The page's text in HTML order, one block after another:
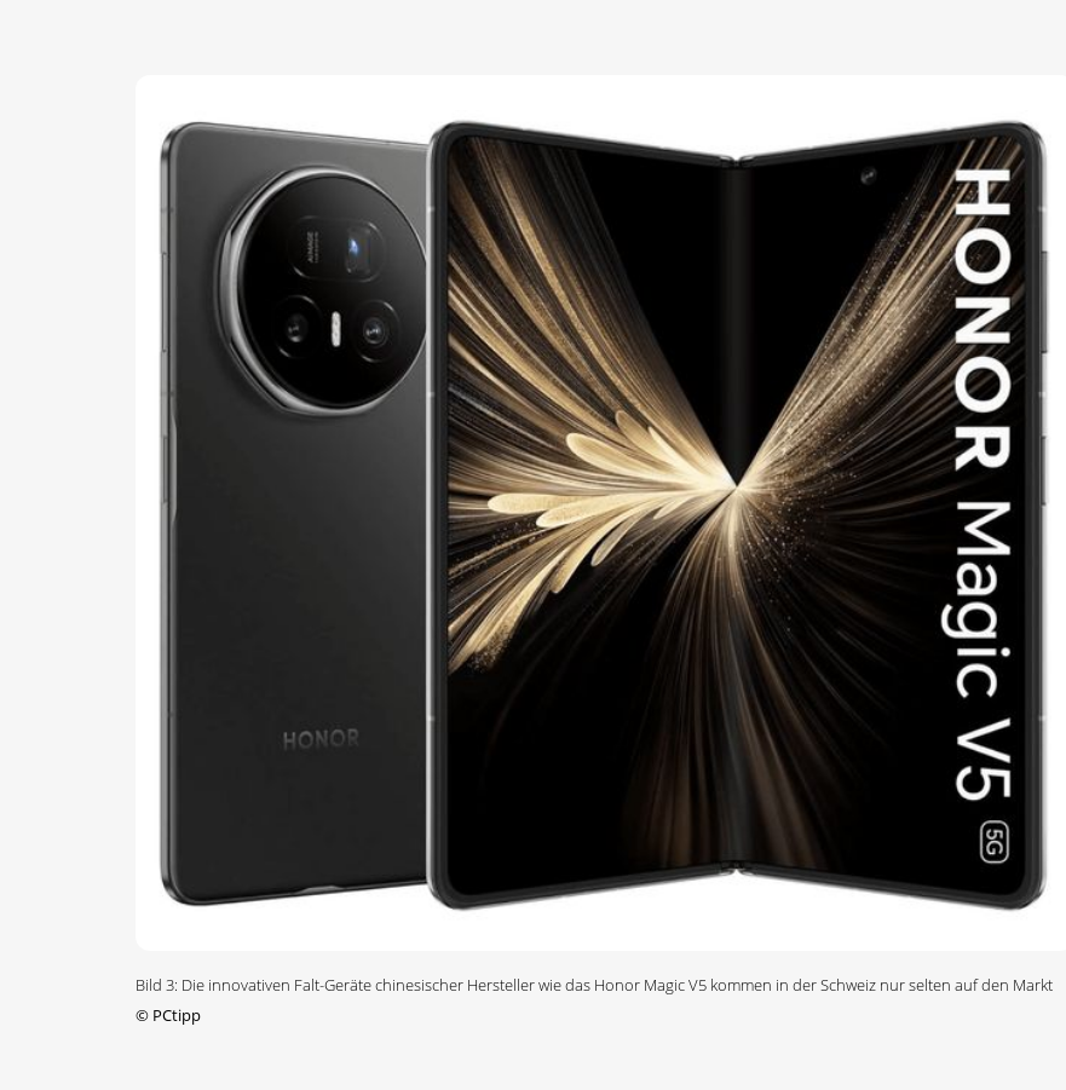
Bild 3: Die innovativen Falt-Geräte chinesischer Hersteller wie das Honor Magic V5 kommen in der Schweiz nur selten auf den Markt
© PCtipp